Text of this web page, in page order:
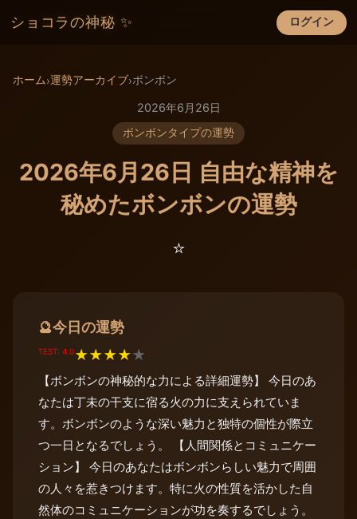
ショコラの神秘 ✨ ログイン
×
ホーム›運勢アーカイブ›ボンボン
2026年6月26日
ボンボンタイプの運勢
2026年6月26日 自由な精神を
秘めたボンボンの運勢
⭐️
🔮今日の運勢
TEST: 4.0★★★★★
【ボンボンの神秘的な力による詳細運勢】 今日のあ
なたは丁未の干支に宿る火の力に支えられていま
す。ボンボンのような深い魅力と独特の個性が際立
つ一日となるでしょう。 【人間関係とコミュニケー
ション】 今日のあなたはボンボンらしい魅力で周囲
の人々を惹きつけます。特に火の性質を活かした自
然体のコミュニケーションが功を奏するでしょう。